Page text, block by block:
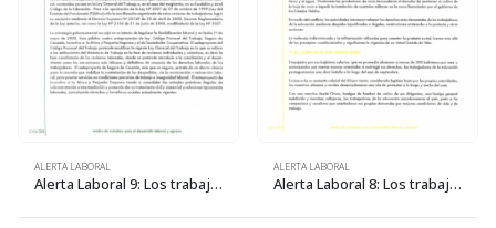
ALERTA LABORAL
Alerta Laboral 9: Los trabajadores rechazan la flexibilización laboral
ALERTA LABORAL
Alerta Laboral 8: Los trabajadores luchan por mejores condiciones de vida y de trabajo